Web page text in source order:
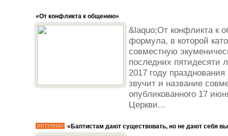
«От конфликта к общению»
&laquo;От конфликта к
формула, в которой
совместную
последних пятидесяти
2017 году
звучит и название
опубликованного 17
Церкви...
ИНТЕРВЬЮ «Баптистам дают существовать, но не дают себя